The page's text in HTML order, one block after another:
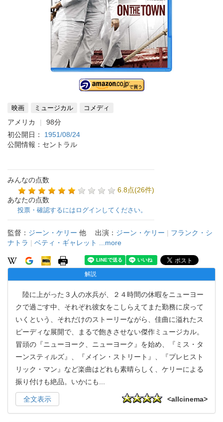
映画 ミュージカル コメディ
アメリカ
98分
初公開日： 1951/08/24
公開情報：セントラル
みんなの点数
6.8点(26件)
あなたの点数
投票・確認するにはログインしてください。
監督： ジーン・ケリー 他 出演： ジーン・ケリー | フランク・シ
ナトラ | ベティ・ギャレット ...more
解説
陸に上がった３人の水兵が、２４時間の休暇をニューヨー
クで過ごす中、それぞれ彼女をこしらえてまた勤務に戻って
いくという、それだけのストーリーながら、佳曲に溢れたス
ピーディな展開で、まるで飽きさせない傑作ミュージカル。
冒頭の『ニューヨーク、ニューヨーク』を始め、『ミス・タ
ーンスティルズ』、『メイン・ストリート』、『プレヒスト
リック・マン』など楽曲はどれも素晴らしく、ケリーによる
振り付けも絶品。いかにも...
全文表示 <allcinema>